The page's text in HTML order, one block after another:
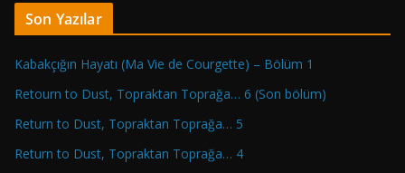
Son Yazılar
Kabakçığın Hayatı (Ma Vie de Courgette) – Bölüm 1
Retourn to Dust, Topraktan Toprağa… 6 (Son bölüm)
Return to Dust, Topraktan Toprağa… 5
Return to Dust, Topraktan Toprağa… 4